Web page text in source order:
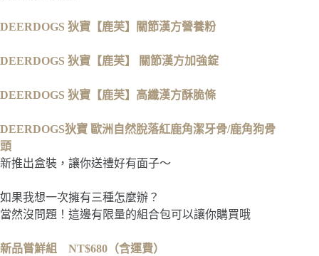
DEERDOGS 狄寶【鹿芙】關節漢方營養粉
DEERDOGS 狄寶【鹿芙】 關節漢方加強錠
DEERDOGS 狄寶【鹿芙】高纖漢方酥脆條
DEERDOGS狄寶 歐洲自然脫落紅鹿角潔牙骨/鹿角狗骨
頭
新推出盒裝，讓你送禮好有面子～
如果我想一次擁有三種怎麼辦？
當然沒問題！這邊有限量的組合包可以讓你購買哦
新品嘗鮮組 NT$680（含運費）